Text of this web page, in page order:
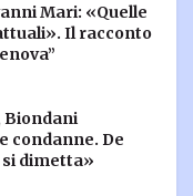
Mari: «Quelle
Il racconto
Biondani
condanne. De
si dimetta»